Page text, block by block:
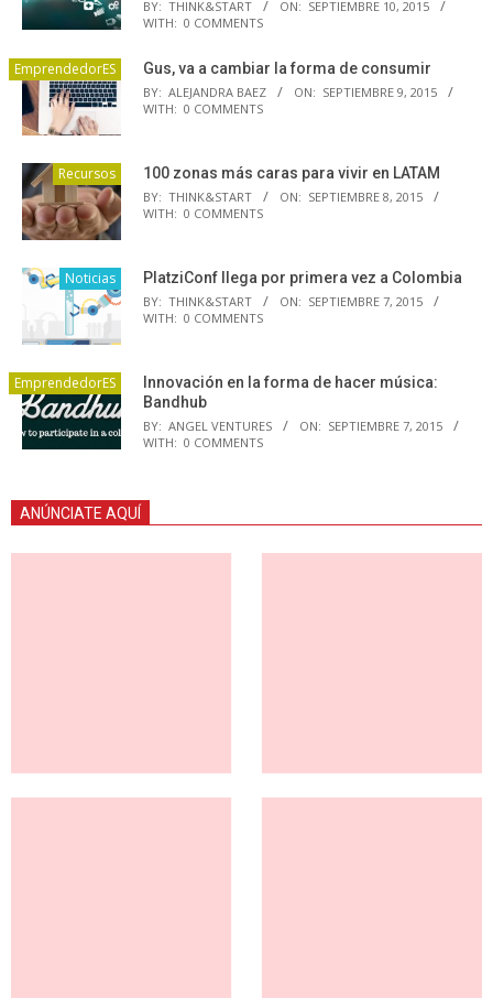
BY: THINK&START ON: SEPTIEMBRE 10, 2015
WITH: 0 COMMENTS
EmprendedorES Gus, va a cambiar la forma de consumir
BY: ALEJANDRA BAEZ ON: SEPTIEMBRE 9, 2015
WITH: 0 COMMENTS
Recursos 100 zonas más caras para vivir en LATAM
BY: THINK&START ON: SEPTIEMBRE 8, 2015
WITH: 0 COMMENTS
Noticias PlatziConf llega por primera vez a Colombia
BY: THINK&START ON: SEPTIEMBRE 7, 2015
WITH: 0 COMMENTS
EmprendedorES
Innovación en la forma de hacer música:
Bandhub
BY: ANGEL VENTURES ON: SEPTIEMBRE 7, 2015
WITH: 0 COMMENTS
ANÚNCIATE AQUÍ